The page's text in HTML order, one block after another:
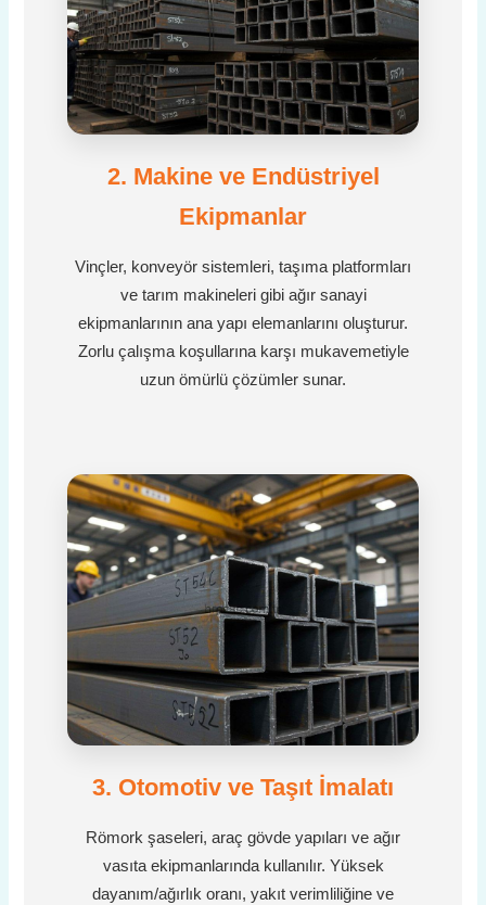
2. Makine ve Endüstriyel
Ekipmanlar
Vinçler, konveyör sistemleri, taşıma platformları
ve tarım makineleri gibi ağır sanayi
ekipmanlarının ana yapı elemanlarını oluşturur.
Zorlu çalışma koşullarına karşı mukavemetiyle
uzun ömürlü çözümler sunar.
3. Otomotiv ve Taşıt İmalatı
Römork şaseleri, araç gövde yapıları ve ağır
vasıta ekipmanlarında kullanılır. Yüksek
dayanım/ağırlık oranı, yakıt verimliliğine ve